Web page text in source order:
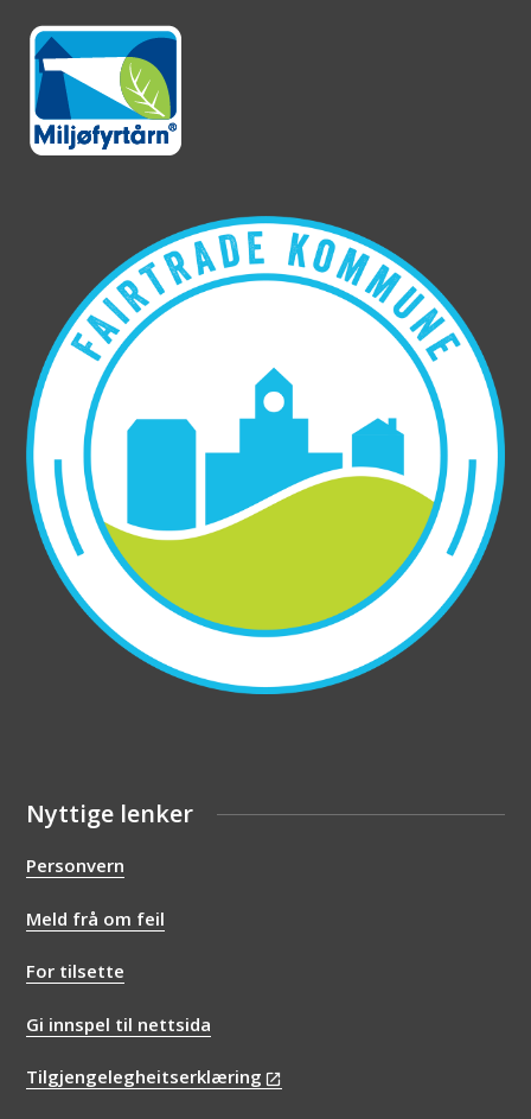
Nyttige lenker
Personvern
Meld frå om feil
For tilsette
Gi innspel til nettsida
Tilgjengelegheitserklæring